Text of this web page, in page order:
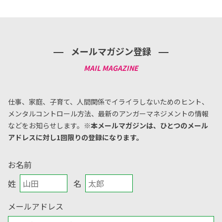
メールマガジン登録
仕事、家庭、子育て、人間関係でイライラしないためのヒント、
メンタルコントロール方法、 最新のアンガーマネジメントの情報
などをお知らせします。 ※本メールマガジンは、ひとつのメール
アドレスに対し1回限りの登録になります。
お名前
姓
名
メールアドレス